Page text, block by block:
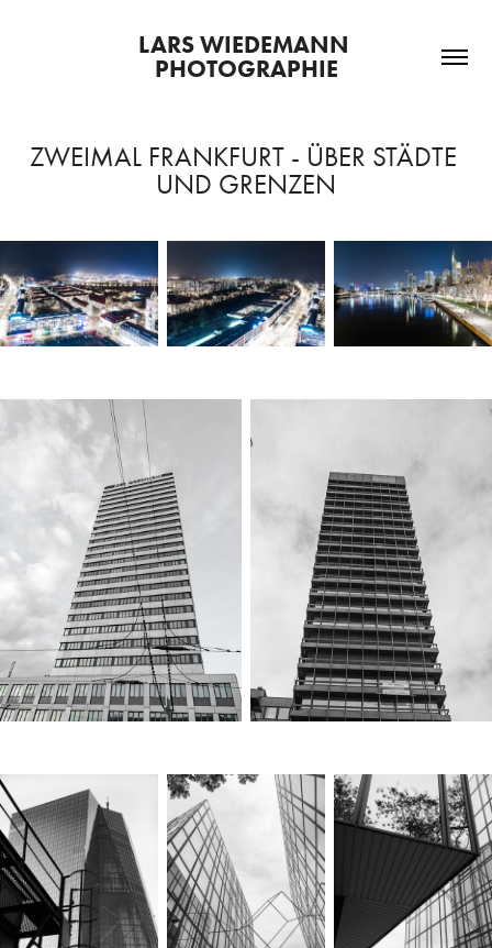
LARS WIEDEMANN
PHOTOGRAPHIE
ZWEIMAL FRANKFURT - ÜBER STÄDTE
UND GRENZEN